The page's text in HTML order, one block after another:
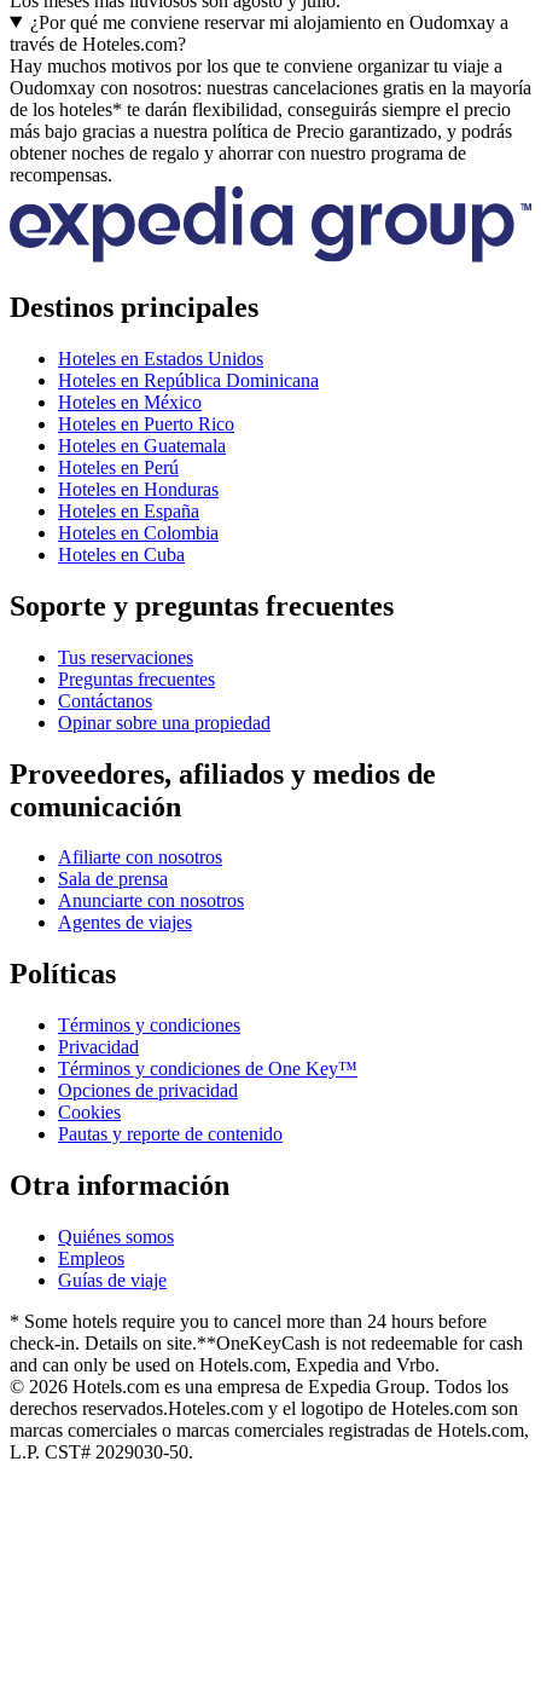
¿Por qué me conviene reservar mi alojamiento en Oudomxay a
través de Hoteles.com?
Hay muchos motivos por los que te conviene organizar tu viaje a
Oudomxay con nosotros: nuestras cancelaciones gratis en la mayoría
de los hoteles* te darán flexibilidad, conseguirás siempre el precio
más bajo gracias a nuestra política de Precio garantizado, y podrás
obtener noches de regalo y ahorrar con nuestro programa de
recompensas.
Destinos principales
Hoteles en Estados Unidos
Hoteles en República Dominicana
Hoteles en México
Hoteles en Puerto Rico
Hoteles en Guatemala
Hoteles en Perú
Hoteles en Honduras
Hoteles en España
Hoteles en Colombia
Hoteles en Cuba
Soporte y preguntas frecuentes
Tus reservaciones
Preguntas frecuentes
Contáctanos
Opinar sobre una propiedad
Proveedores, afiliados y medios de
comunicación
Afiliarte con nosotros
Sala de prensa
Anunciarte con nosotros
Agentes de viajes
Políticas
Términos y condiciones
Privacidad
Términos y condiciones de One Key™
Opciones de privacidad
Cookies
Pautas y reporte de contenido
Otra información
Quiénes somos
Empleos
Guías de viaje
* Some hotels require you to cancel more than 24 hours before
check-in. Details on site.**OneKeyCash is not redeemable for cash
and can only be used on Hotels.com, Expedia and Vrbo.
© 2026 Hotels.com es una empresa de Expedia Group. Todos los
derechos reservados.Hoteles.com y el logotipo de Hoteles.com son
marcas comerciales o marcas comerciales registradas de Hotels.com,
L.P. CST# 2029030-50.